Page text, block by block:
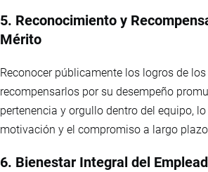
5. Reconocimiento y
Mérito
Reconocer públicamente los logros de
recompensarlos por su desempeño
pertenencia y orgullo dentro del equipo,
motivación y el compromiso a largo
6. Bienestar Integral del